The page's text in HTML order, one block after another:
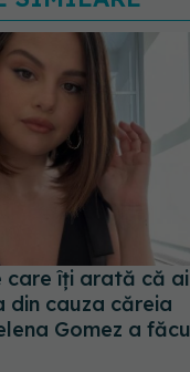
care îți arată că ai
din cauza căreia
Gomez a